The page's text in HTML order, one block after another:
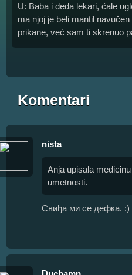
U: Baba i deda lekari, ćale
ma njoj je beli mantil
prikane, već sam ti skrenuo
Komentari
nista
Anja upisala
umetnosti.
Свиђа ми се дефка. :)